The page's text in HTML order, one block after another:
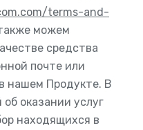
terms-and-
можем
средства
почте или
нашем Продукте. В
оказании услуг
находящихся в